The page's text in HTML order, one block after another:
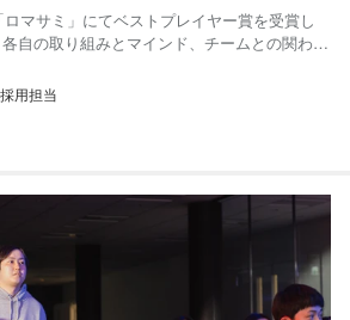
マサミ」にてベストプレイヤー賞を受賞し
自の取り組みとマインド、チームとの関わり
異なる強みが交差する、3人のベストプレイ
回の表彰の背景を教え...
用担当